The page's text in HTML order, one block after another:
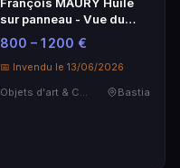
sur panneau - Vue du
Bosphore à
Constantinople 1895
800 – 1 200 €
📅 Invendu le 13/06/2026
Objets d'art & Curiosités
Bastia